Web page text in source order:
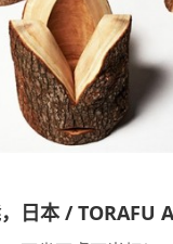
日本 / TORAFU